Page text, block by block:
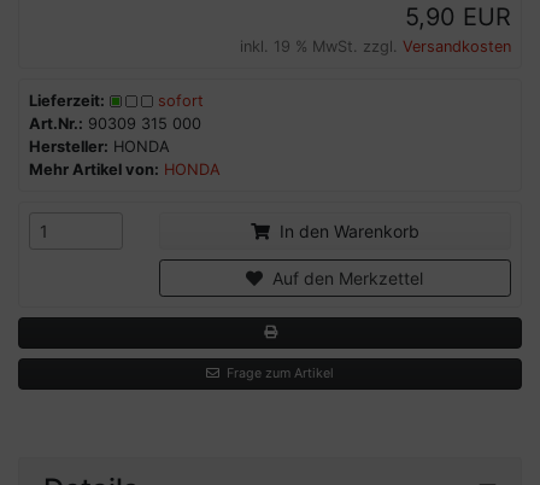
5,90 EUR
inkl. 19 % MwSt. zzgl. Versandkosten
Lieferzeit:
sofort
Art.Nr.: 90309 315 000
Hersteller: HONDA
Mehr Artikel von: HONDA
In den Warenkorb
Auf den Merkzettel
Frage zum Artikel